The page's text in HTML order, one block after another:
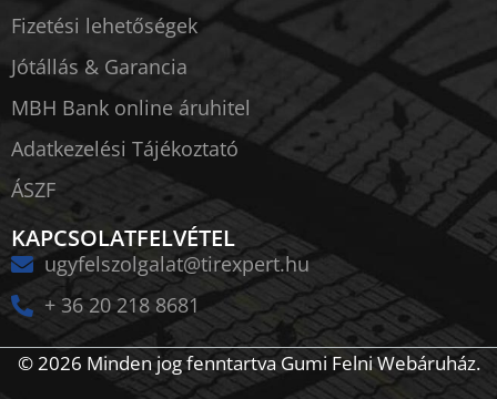
Fizetési lehetőségek
Jótállás & Garancia
MBH Bank online áruhitel
Adatkezelési Tájékoztató
ÁSZF
KAPCSOLATFELVÉTEL
ugyfelszolgalat@tirexpert.hu
+ 36 20 218 8681
© 2026 Minden jog fenntartva Gumi Felni Webáruház.